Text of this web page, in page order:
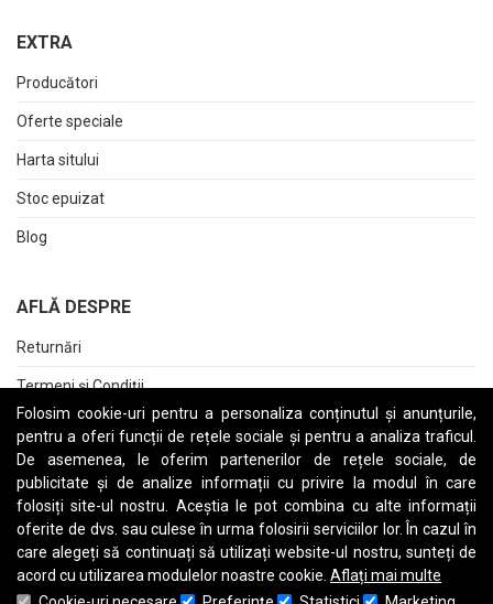
Folosim cookie-uri pentru a personaliza conținutul și anunțurile,
pentru a oferi funcții de rețele sociale și pentru a analiza traficul.
De asemenea, le oferim partenerilor de rețele sociale, de
publicitate și de analize informații cu privire la modul în care
folosiți site-ul nostru. Aceștia le pot combina cu alte informații
oferite de dvs. sau culese în urma folosirii serviciilor lor. În cazul în
care alegeți să continuați să utilizați website-ul nostru, sunteți de
acord cu utilizarea modulelor noastre cookie. Aflați mai multe
EXTRA
Producători
Oferte speciale
Harta sitului
Stoc epuizat
Blog
AFLĂ DESPRE
Returnări
Termeni și Condiții
Raport date personale
Cerere stergere cont
ABCDEFGHIJKLMNOPQRSTUV WXYZ